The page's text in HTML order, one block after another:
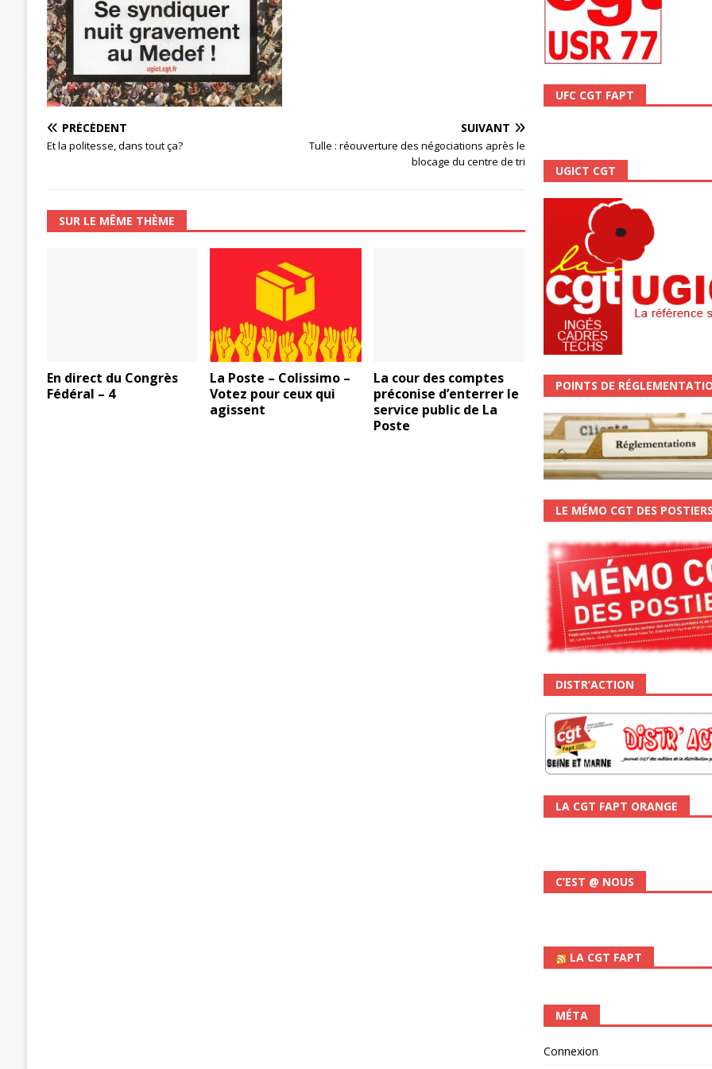
[ 27 avril 2024 ]
1er MAI 2024
PRÉCÉDENT
Et la politesse, dans tout ça?
SUIVANT
Tulle : réouverture des négociations après le
blocage du centre de tri
SUR LE MÊME THÈME
En direct du Congrès
Fédéral – 4
La Poste – Colissimo –
Votez pour ceux qui
agissent
La cour des comptes
préconise d’enterrer le
service public de La
Poste
UFC CGT FAPT
UGICT CGT
POINTS DE
LE MÉMO CGT DES
DISTR’ACTION
LA CGT FAPT ORANGE
C’EST @ NOUS
LA CGT FAPT
MÉTA
Connexion